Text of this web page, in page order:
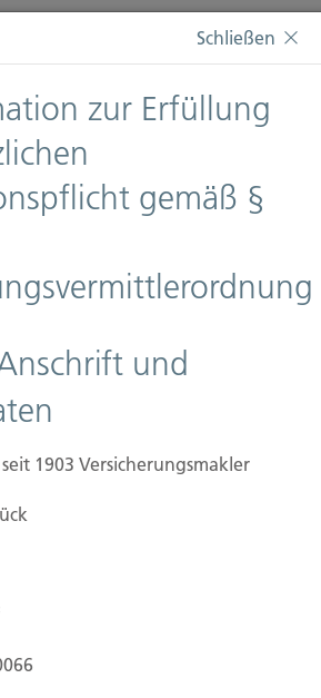
Cookies. Wenn Sie weiterhin
Sie auf unserer SeiteDatenschutz
nicht erneut anzeigen
Schließen
zur Erfüllung
gemäß §
und
1903 Versicherungsmakler